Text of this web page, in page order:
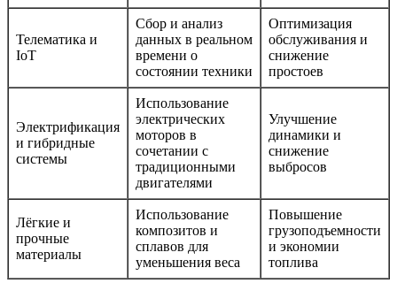
Телематика и
IoT
Сбор и анализ
данных в реальном
времени о
состоянии техники
Оптимизация
обслуживания и
снижение
простоев
Электрификация
и гибридные
системы
Использование
электрических
моторов в
сочетании с
традиционными
двигателями
Улучшение
динамики и
снижение
выбросов
Лёгкие и
прочные
материалы
Использование
композитов и
сплавов для
уменьшения веса
Повышение
грузоподъемности
и экономии
топлива